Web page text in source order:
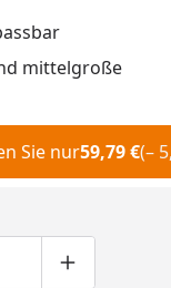
mittelgroße
Sie nur59,79 €(–
um eins